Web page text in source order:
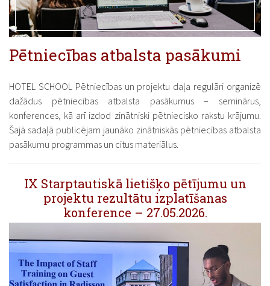
Pētniecības atbalsta pasākumi
HOTEL SCHOOL Pētniecības un projektu daļa regulāri organizē
dažādus pētniecības atbalsta pasākumus – seminārus,
konferences, kā arī izdod zinātniski pētniecisko rakstu krājumu.
Šajā sadaļā publicējam jaunāko zinātniskās pētniecības atbalsta
pasākumu programmas un citus materiālus.
IX Starptautiskā lietišķo pētījumu un
projektu rezultātu izplatīšanas
konference – 27.05.2026.